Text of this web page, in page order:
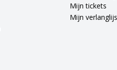
Mijn tickets
Mijn